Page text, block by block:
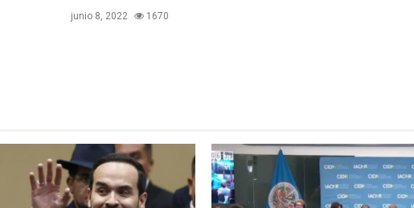
junio 8, 2022 1670